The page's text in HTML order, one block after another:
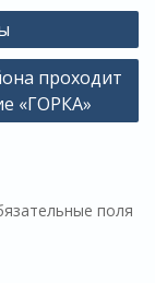
проходит
«ГОРКА»
поля